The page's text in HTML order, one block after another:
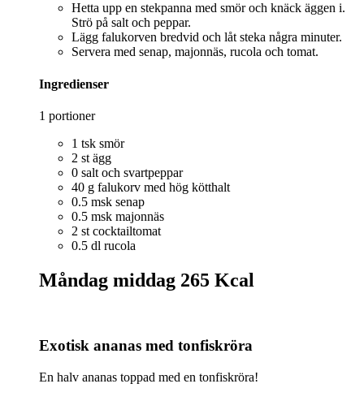
Hetta upp en stekpanna med smör och knäck äggen i.
Strö på salt och peppar.
Lägg falukorven bredvid och låt steka några minuter.
Servera med senap, majonnäs, rucola och tomat.
Ingredienser
1 portioner
1 tsk smör
2 st ägg
0 salt och svartpeppar
40 g falukorv med hög kötthalt
0.5 msk senap
0.5 msk majonnäs
2 st cocktailtomat
0.5 dl rucola
Måndag middag 265 Kcal
Exotisk ananas med tonfiskröra
En halv ananas toppad med en tonfiskröra!